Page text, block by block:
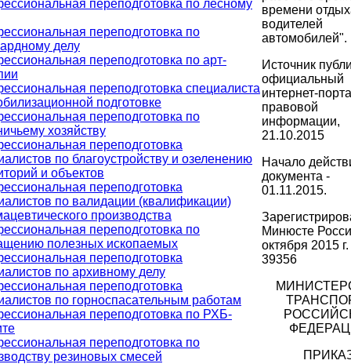
переподготовка по лесному
переподготовка по
делу
переподготовка по арт-
переподготовка специалиста
подготовке
переподготовка по
хозяйству
переподготовка
по благоустройству и озеленению
и объектов
переподготовка
по валидации (квалификации)
производства
переподготовка по
полезных ископаемых
переподготовка
по архивному делу
переподготовка
по горноспасательным работам
переподготовка по РХБ-
переподготовка по
резиновых смесей
времени
водителей
автомобилей".
Источник
официальный
интернет-
правовой
информации,
21.10.2015
Начало
документа -
01.11.2015.
Минюсте
октября 2015
39356